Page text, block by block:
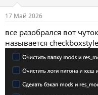
17 Май 2026
все разобрался вот
называется checkboxstyle